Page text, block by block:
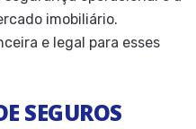
imobiliário.
e legal para esses
SEGUROS